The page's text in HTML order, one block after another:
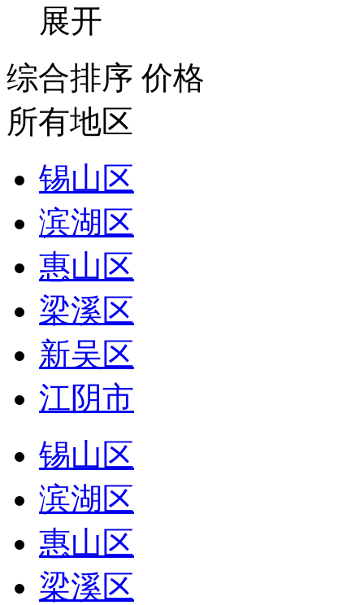
展开
综合排序 价格
所有地区
锡山区
滨湖区
惠山区
梁溪区
新吴区
江阴市
锡山区
滨湖区
惠山区
梁溪区